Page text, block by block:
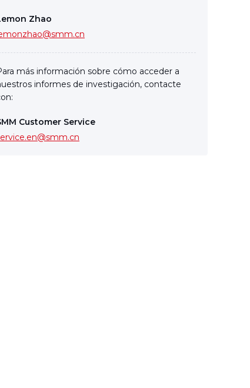
Zhao
más información sobre cómo acceder a
informes de investigación, contacte
Customer Service